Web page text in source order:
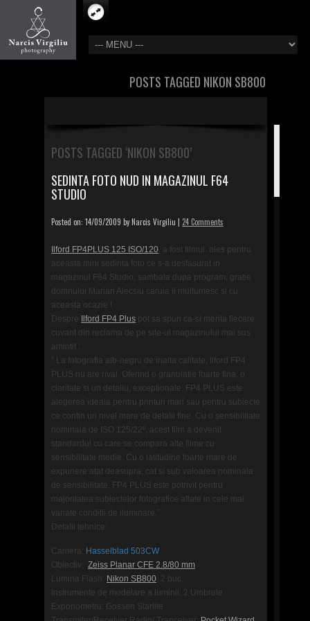
POSTS TAGGED NIKON SB800
POSTS TAGGED ‘NIKON SB800’
SEDINTA FOTO NUD IN MAGAZINUL F64
STUDIO
Posted on: 14/09/2009 by Narcis Virgiliu | 24 Comments
Ilford FP4PLUS 125 ISO/120, a fost filmul ales pentru
aceasta mini sedinta foto ce s-a desfasurat in
magazinul F64 Studio, sambata dupa program, gratie
domnului Marian Alecsiu caruia ii multumesc si cu
aceasta ocazie !
Despre
Ilford FP4 Plus pot sa spun ca-si merita fiecare
cuvant din reclama de pe site-ul magazinului mai sus
amintit :
” La fotografia alb-negru de inalta calitate, Ilford FP4
PLUS nu are rival. Oferind o granulatie foarte fina, o
claritate si un detaliu, exceptionale, FP4 PLUS este
alegerea ideala pentru printuri mari sau pentru subiecte
ce contin un nivel mare de detalii fine. Cu o sensibilitate
nominala de ISO 125/22º, acest film a devenit
standardul cu care se compara alte filme cu
sensibilitate medie. Cu o latitudine foarte mare de
expunere atat deasupra, cat si sub valoarea nominala
de sensibilitate, FP4 PLUS este potrivit pentru
majoritatea subiectelor fotografice aflate in cele mai
variate conditii de iluminare.”
Detalii tehnice:
Camera: Hasselblad 503CW
Obiectiv: Zeiss Planar CFE 2.8/80 mm
Lumina Flash: Nikon SB800, 2 buc.
Instrumente de modelare a luminii: 2 Umbrele
Exponometru: Gossen Starlite